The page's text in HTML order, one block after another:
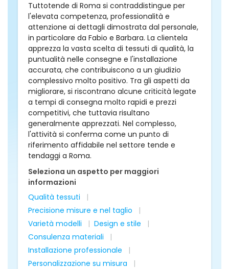
Tuttotende di Roma si contraddistingue per
l'elevata competenza, professionalità e
attenzione ai dettagli dimostrata dal personale,
in particolare da Fabio e Barbara. La clientela
apprezza la vasta scelta di tessuti di qualità, la
puntualità nelle consegne e l'installazione
accurata, che contribuiscono a un giudizio
complessivo molto positivo. Tra gli aspetti da
migliorare, si riscontrano alcune criticità legate
a tempi di consegna molto rapidi e prezzi
competitivi, che tuttavia risultano
generalmente apprezzati. Nel complesso,
l'attività si conferma come un punto di
riferimento affidabile nel settore tende e
tendaggi a Roma.
Seleziona un aspetto per maggiori
informazioni
Qualità tessuti
Precisione misure e nel taglio
Varietà modelli
Design e stile
Consulenza materiali
Installazione professionale
Personalizzazione su misura